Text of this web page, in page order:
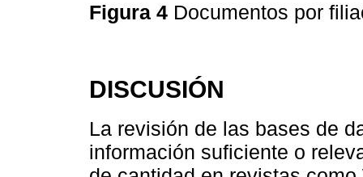
Figura 4 Documentos por
DISCUSIÓN
La revisión de las bases de
información suficiente o